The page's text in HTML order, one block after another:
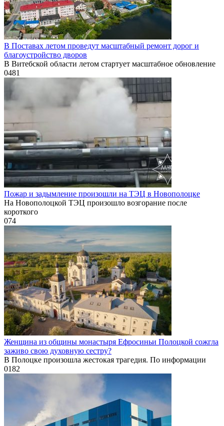
В Поставах летом проведут масштабный ремонт дорог и
благоустройство дворов
В Витебской области летом стартует масштабное обновление
0481
Пожар и задымление произошли на ТЭЦ в Новополоцке
На Новополоцкой ТЭЦ произошло возгорание после
короткого
074
Женщина из общины монастыря Ефросиньи Полоцкой сожгла
заживо свою духовную сестру?
В Полоцке произошла жестокая трагедия. По информации
0182